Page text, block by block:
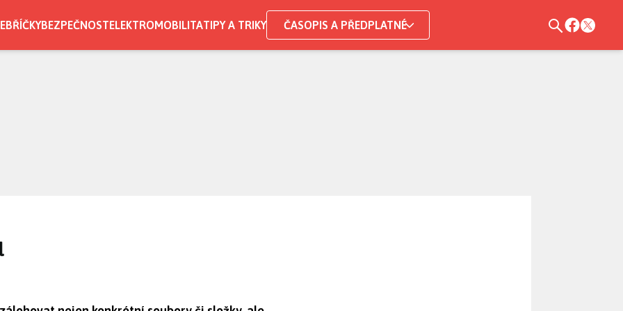
BEZPEČNOSTELEKTROMOBILITATIPY A TRIKY ČASOPIS A PŘEDPLATNÉ